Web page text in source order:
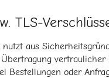
TLS-
nutzt aus
vertraulicher
Bestellungen oder